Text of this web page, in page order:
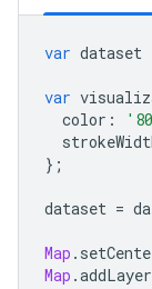
var dataset
var
color :
};
dataset =
Map .
Map .addLayer